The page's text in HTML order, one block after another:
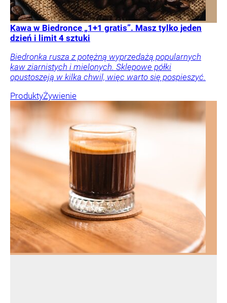
Kawa w Biedronce „1+1 gratis”. Masz tylko jeden
dzień i limit 4 sztuki
Biedronka rusza z potężną wyprzedażą popularnych
kaw ziarnistych i mielonych. Sklepowe półki
opustoszeją w kilka chwil, więc warto się pospieszyć.
ProduktyŻywienie